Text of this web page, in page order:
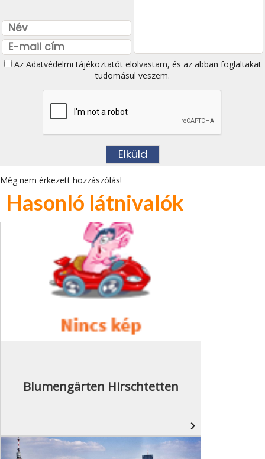
Az Adatvédelmi tájékoztatótelolvastam, és az abban foglaltakat
tudomásul veszem.
Még nem érkezett hozzászólás!
Hasonló látnivalók
Blumengärten Hirschtetten
navigate_next